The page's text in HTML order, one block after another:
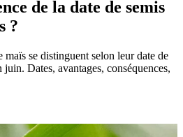
de la date de semis
?
maïs se distinguent selon leur date de
Dates, avantages, conséquences,